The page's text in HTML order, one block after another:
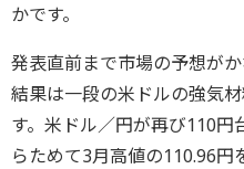
かです。
発表直前まで市場の予想が
結果は一段の米ドルの強気
す。米ドル／円が再び110円
らためて3月高値の110.96円